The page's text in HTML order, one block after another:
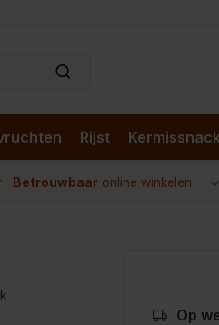
Rijst
Betrouwbaar online winkelen
Op